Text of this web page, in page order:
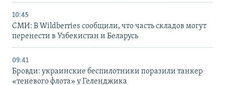
10:45
СМИ: В Wildberries сообщили, что часть складов могут
перенести в Узбекистан и Беларусь
09:41
Бровди: украинские беспилотники поразили танкер
«теневого флота» у Геленджика